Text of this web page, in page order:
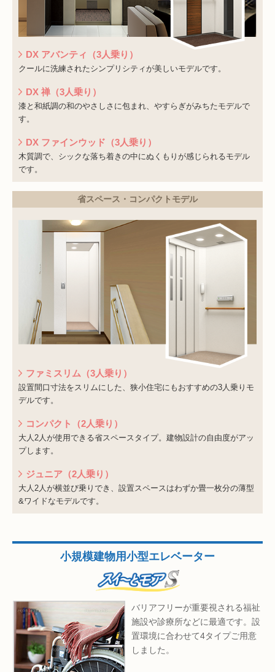
DX アバンティ（3人乗り）
クールに洗練されたシンプリシティが美しいモデルです。
DX 禅（3人乗り）
漆と和紙調の和のやさしさに包まれ、やすらぎがみちたモデルで
す。
DX ファインウッド（3人乗り）
木質調で、シックな落ち着きの中にぬくもりが感じられるモデル
です。
省スペース・コンパクトモデル
ファミスリム（3人乗り）
設置間口寸法をスリムにした、狭小住宅にもおすすめの3人乗りモ
デルです。
コンパクト（2人乗り）
大人2人が使用できる省スペースタイプ。建物設計の自由度がアッ
プします。
ジュニア（2人乗り）
大人2人が横並び乗りでき、設置スペースはわずか畳一枚分の薄型
&ワイドなモデルです。
小規模建物用小型エレベーター
バリアフリーが重要視される福祉
施設や診療所などに最適です。設
置環境に合わせて4タイプご用意
しました。